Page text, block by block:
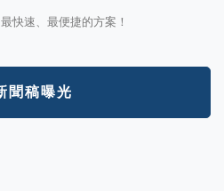
快速、最便捷的方案！
聞稿曝光